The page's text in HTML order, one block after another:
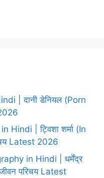
| दानी डेनियल (Porn
| ट्विशा शर्मा (In
Latest 2026
in Hindi | धर्मेंद्र
परिचय Latest